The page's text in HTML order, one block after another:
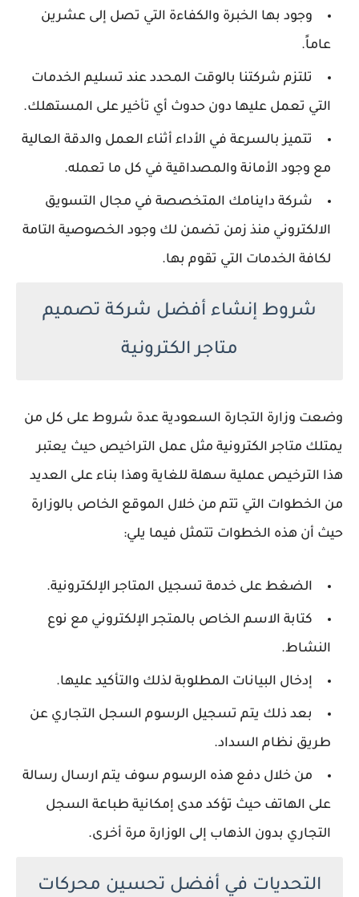
وجود بها الخبرة والكفاءة التي تصل إلى عشرين
عاماً.
تلتزم شركتنا بالوقت المحدد عند تسليم الخدمات
التي تعمل عليها دون حدوث أي تأخير على المستهلك.
تتميز بالسرعة في الأداء أثناء العمل والدقة العالية
مع وجود الأمانة والمصداقية في كل ما تعمله.
شركة داينامك المتخصصة في مجال التسويق
الالكتروني منذ زمن تضمن لك وجود الخصوصية التامة
لكافة الخدمات التي تقوم بها.
شروط إنشاء أفضل شركة تصميم
متاجر الكترونية
وضعت وزارة التجارة السعودية عدة شروط على كل من
يمتلك متاجر الكترونية مثل عمل التراخيص حيث يعتبر
هذا الترخيص عملية سهلة للغاية وهذا بناء على العديد
من الخطوات التي تتم من خلال الموقع الخاص بالوزارة
حيث أن هذه الخطوات تتمثل فيما يلي:
الضغط على خدمة تسجيل المتاجر الإلكترونية.
كتابة الاسم الخاص بالمتجر الإلكتروني مع نوع
النشاط.
إدخال البيانات المطلوبة لذلك والتأكيد عليها.
بعد ذلك يتم تسجيل الرسوم السجل التجاري عن
طريق نظام السداد.
من خلال دفع هذه الرسوم سوف يتم ارسال رسالة
على الهاتف حيث تؤكد مدى إمكانية طباعة السجل
التجاري بدون الذهاب إلى الوزارة مرة أخرى.
التحديات في أفضل تحسين محركات